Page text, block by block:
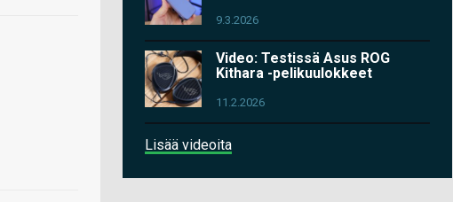
9.3.2026
Video: Testissä Asus ROG
Kithara -pelikuulokkeet
11.2.2026
Lisää videoita